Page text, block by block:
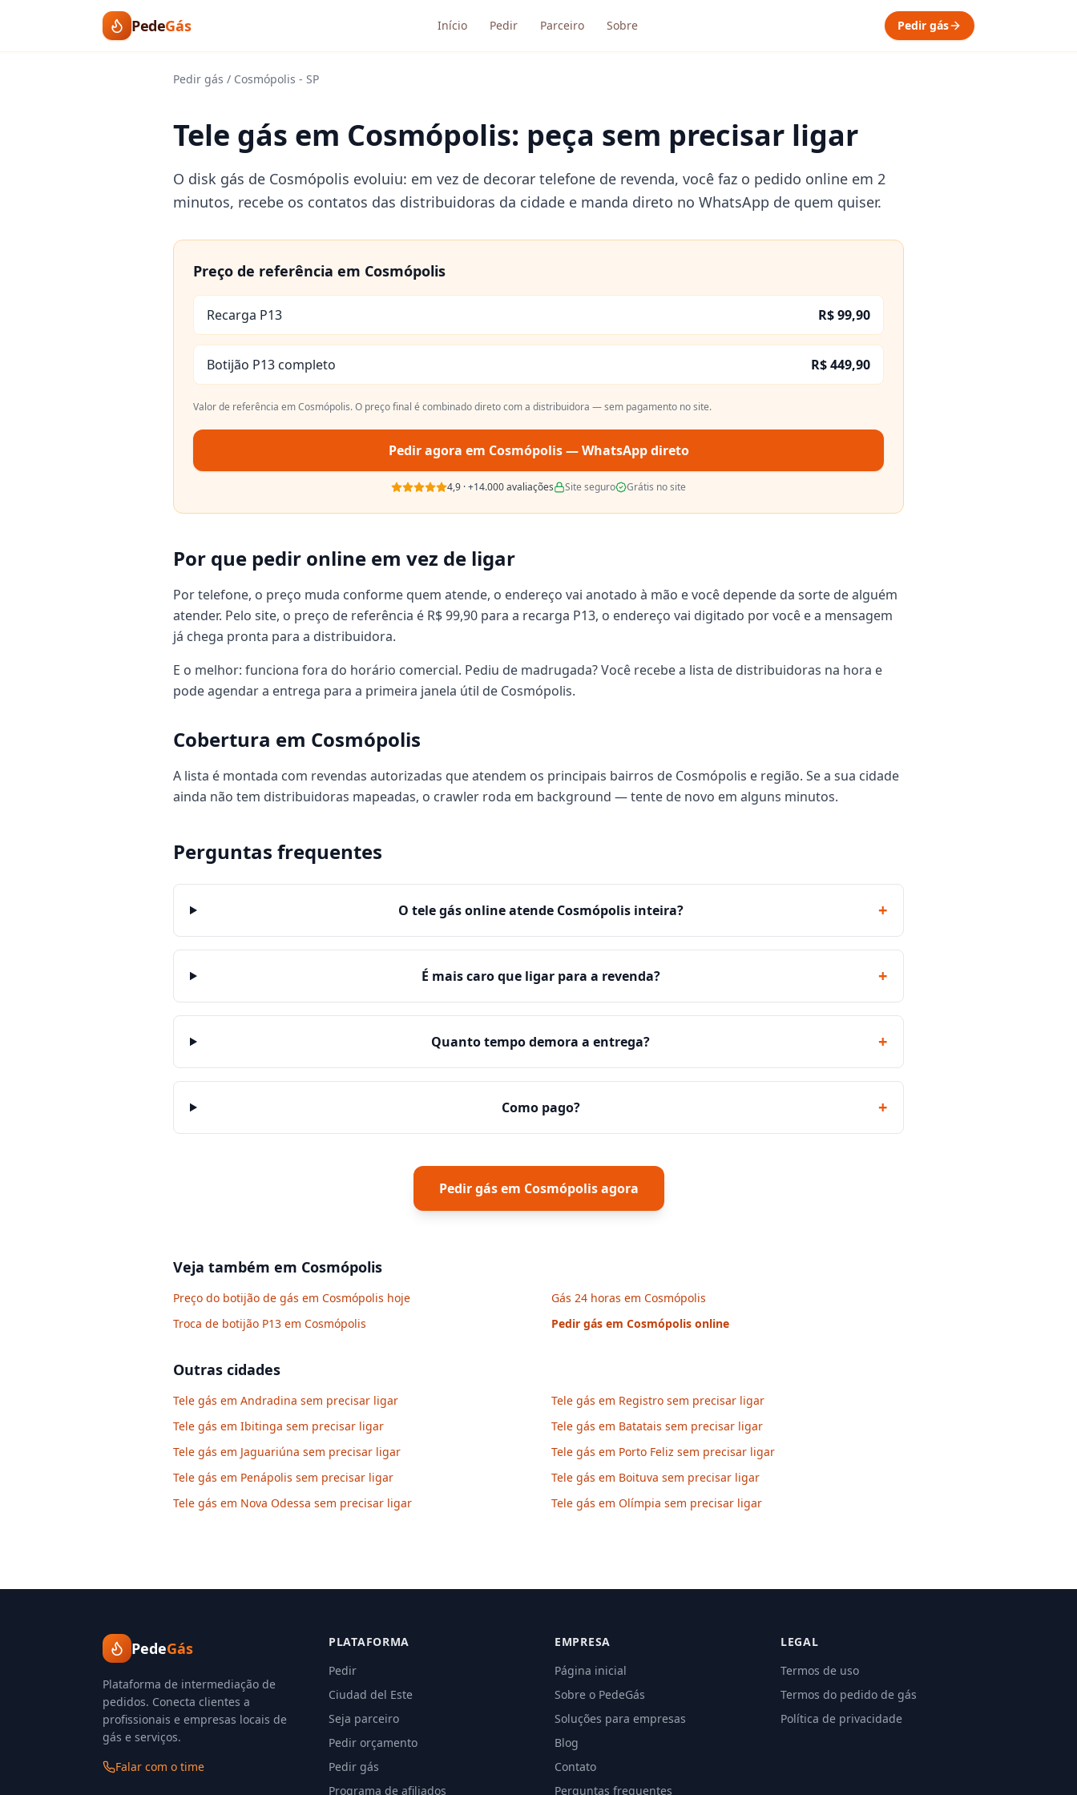
PedeGás Início Pedir Parceiro Sobre Pedir gás
Pedir gás / Cosmópolis - SP
Tele gás em Cosmópolis: peça sem precisar ligar
O disk gás de Cosmópolis evoluiu: em vez de decorar telefone de revenda, você faz o pedido online em 2
minutos, recebe os contatos das distribuidoras da cidade e manda direto no WhatsApp de quem quiser.
Preço de referência em Cosmópolis
Recarga P13 R$ 99,90
Botijão P13 completo R$ 449,90
Valor de referência emCosmópolis. O preço final é combinado direto com a distribuidora — sem pagamento no site.
Pedir agora em Cosmópolis— WhatsApp direto
4,9 ·+14.000avaliações Site seguro Grátis no site
Por que pedir online em vez de ligar
Por telefone, o preço muda conforme quem atende, o endereço vai anotado à mão e você depende da sorte de alguém
atender. Pelo site, o preço de referência é R$ 99,90 para a recarga P13, o endereço vai digitado por você e a mensagem
já chega pronta para a distribuidora.
E o melhor: funciona fora do horário comercial. Pediu de madrugada? Você recebe a lista de distribuidoras na hora e
pode agendar a entrega para a primeira janela útil de Cosmópolis.
Cobertura em Cosmópolis
A lista é montada com revendas autorizadas que atendem os principais bairros de Cosmópolis e região. Se a sua cidade
ainda não tem distribuidoras mapeadas, o crawler roda em background — tente de novo em alguns minutos.
Perguntas frequentes
O tele gás online atende Cosmópolis inteira? +
É mais caro que ligar para a revenda? +
Quanto tempo demora a entrega? +
Como pago? +
Pedir gás em Cosmópolisagora
Veja também em Cosmópolis
Preço do botijão de gás em Cosmópolis hoje
Gás 24 horas em Cosmópolis
Troca de botijão P13 em Cosmópolis
Pedir gás em Cosmópolis online
Outras cidades
Tele gás em Andradina sem precisar ligar
Tele gás em Registro sem precisar ligar
Tele gás em Ibitinga sem precisar ligar
Tele gás em Batatais sem precisar ligar
Tele gás em Jaguariúna sem precisar ligar
Tele gás em Porto Feliz sem precisar ligar
Tele gás em Penápolis sem precisar ligar
Tele gás em Boituva sem precisar ligar
Tele gás em Nova Odessa sem precisar ligar
Tele gás em Olímpia sem precisar ligar
PedeGás
Plataforma de intermediação de
pedidos. Conecta clientes a
profissionais e empresas locais de
gás e serviços.
Falar com o time
PLATAFORMA
Pedir
Ciudad del Este
Seja parceiro
Pedir orçamento
Pedir gás
Programa de afiliados
EMPRESA
Página inicial
Sobre o PedeGás
Soluções para empresas
Blog
Contato
Perguntas frequentes
LEGAL
Termos de uso
Termos do pedido de gás
Política de privacidade